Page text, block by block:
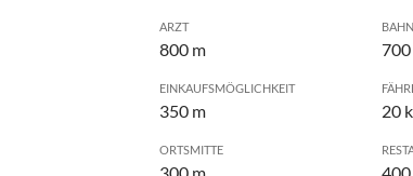
ARZT
800 m 700
EINKAUFSMÖGLICHKEIT
350 m 20
ORTSMITTE